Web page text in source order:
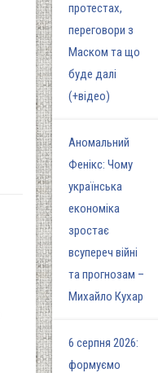
протестах,
переговори з
Маском та що
буде далі
(+відео)
Аномальний
Фенікс: Чому
українська
економіка
зростає
всупереч війні
та прогнозам –
Михайло Кухар
6 серпня 2026:
формуємо